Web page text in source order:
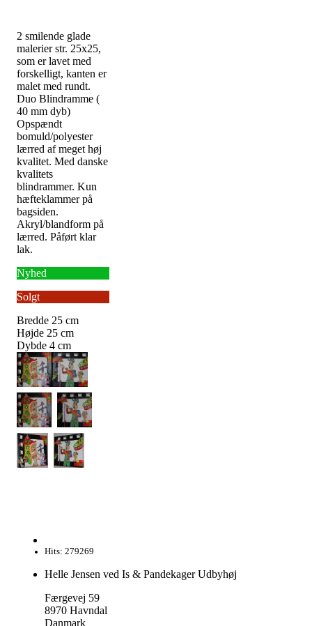
2 smilende glade
malerier str. 25x25,
som er lavet med
forskelligt, kanten er
malet med rundt.
Duo Blindramme (
40 mm dyb)
Opspændt
bomuld/polyester
lærred af meget høj
kvalitet. Med danske
kvalitets
blindrammer. Kun
hæfteklammer på
bagsiden.
Akryl/blandform på
lærred. Påført klar
lak.
Nyhed
Solgt
Bredde 25 cm
Højde 25 cm
Dybde 4 cm
Hits: 279269
Helle Jensen ved Is & Pandekager Udbyhøj
Færgevej 59
8970 Havndal
Danmark